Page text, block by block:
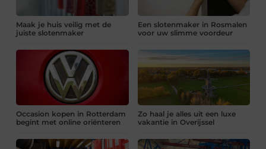
Maak je huis veilig met de
juiste slotenmaker
Een slotenmaker in Rosmalen
voor uw slimme voordeur
Occasion kopen in Rotterdam
begint met online oriënteren
Zo haal je alles uit een luxe
vakantie in Overijssel